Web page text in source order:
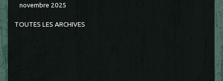
novembre 2025
TOUTES LES ARCHIVES